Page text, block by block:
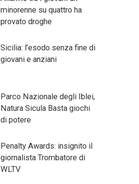
minorenne su quattro ha
provato droghe
Sicilia: l’esodo senza fine di
giovani e anziani
Parco Nazionale degli Iblei,
Natura Sicula Basta giochi
di potere
Penalty Awards: insignito il
giornalista Trombatore di
WLTV